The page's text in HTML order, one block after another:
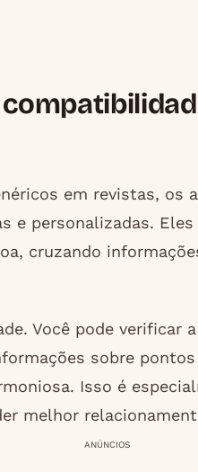
em revistas, os
e personalizadas.
cruzando
Você pode verificar
sobre
Isso é
melhor
ANÚNCIOS